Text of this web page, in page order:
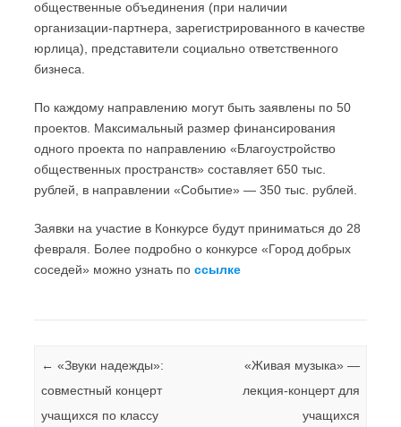
общественные объединения (при наличии
организации-партнера, зарегистрированного в качестве
юрлица), представители социально ответственного
бизнеса.
По каждому направлению могут быть заявлены по 50
проектов. Максимальный размер финансирования
одного проекта по направлению «Благоустройство
общественных пространств» составляет 650 тыс.
рублей, в направлении «Событие» — 350 тыс. рублей.
Заявки на участие в Конкурсе будут приниматься до 28
февраля. Более подробно о конкурсе «Город добрых
соседей» можно узнать по ссылке
Навигация по записям
← «Звуки надежды»:
совместный концерт
учащихся по классу
«Живая музыка» —
лекция-концерт для
учащихся